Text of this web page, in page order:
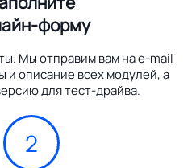
форму
Мы отправим вам на e-mail
и описание всех модулей, а
для тест-драйва.
2